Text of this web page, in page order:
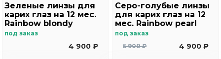
Зеленые линзы для
карих глаз на 12 мес.
Rainbow blondy
под заказ
4 900 ₽
Серо-голубые линзы
для карих глаз на 12
мес. Rainbow pearl
под заказ
5 900 ₽
4 900 ₽